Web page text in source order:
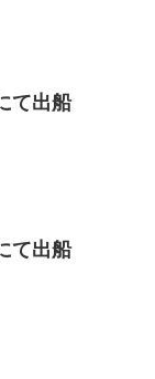
て出船
て出船